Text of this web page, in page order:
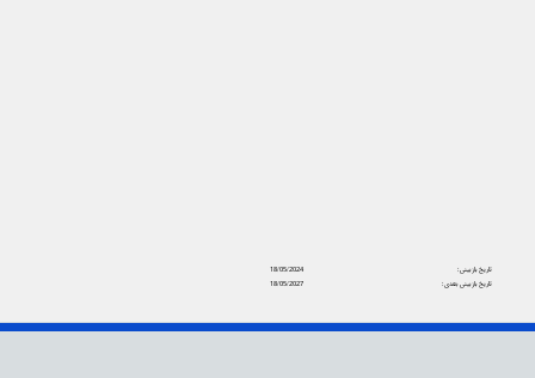
18/05/2024
تاریخ بازبینی:
18/05/2027
تاریخ بازبینی بعدی: